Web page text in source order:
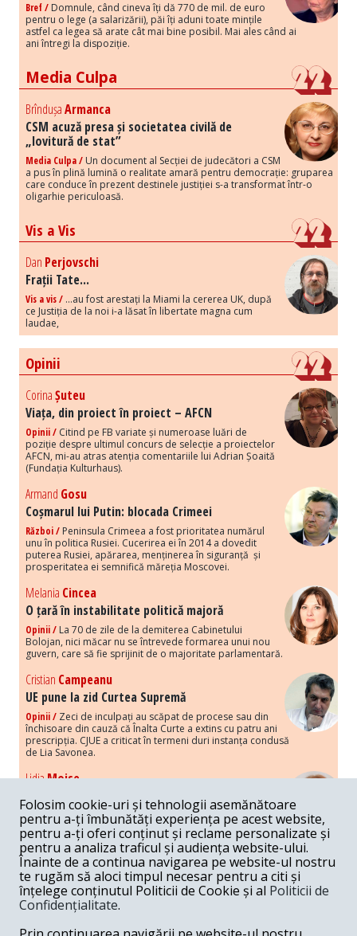
Bref / Domnule, când cineva îți dă 770 de mil. de euro
pentru o lege (a salarizării), păi îți aduni toate mințile
astfel ca legea să arate cât mai bine posibil. Mai ales când ai
ani întregi la dispoziție.
Media Culpa
BrîndușaArmanca
CSM acuză presa și societatea civilă de
„lovitură de stat”
Media Culpa / Un document al Secției de judecători a CSM
a pus în plină lumină o realitate amară pentru democrație: gruparea
care conduce în prezent destinele justiției s-a transformat într-o
oligarhie periculoasă.
Vis a Vis
Dan Perjovschi
Frații Tate...
Vis a vis / ...au fost arestați la Miami la cererea UK, după
ce Justiția de la noi i-a lăsat în libertate magna cum
laudae,
Opinii
CorinaȘuteu
Viața, din proiect în proiect – AFCN
Opinii / Citind pe FB variate și numeroase luări de
poziție despre ultimul concurs de selecție a proiectelor
AFCN, mi-au atras atenția comentariile lui Adrian Șoaită
(Fundația Kulturhaus).
Armand Gosu
Coșmarul lui Putin: blocada Crimeei
Război / Peninsula Crimeea a fost prioritatea numărul
unu în politica Rusiei. Cucerirea ei în 2014 a dovedit
puterea Rusiei, apărarea, menținerea în siguranță și
prosperitatea ei semnifică măreția Moscovei.
Melania Cincea
O țară în instabilitate politică majoră
Opinii / La 70 de zile de la demiterea Cabinetului
Bolojan, nici măcar nu se întrevede formarea unui nou
guvern, care să fie sprijinit de o majoritate parlamentară.
Cristian Campeanu
UE pune la zid Curtea Supremă
Opinii / Zeci de inculpați au scăpat de procese sau din
închisoare din cauză că Înalta Curte a extins cu patru ani
prescripția. CJUE a criticat în termeni duri instanța condusă
de Lia Savonea.
LidiaMoise
Costurile economice ale haosului politic
Opinii / Economia nu poate rezista cu retorica falsă a
susținerii intereselor poporului, care, de fapt, ascunde
obsesia menținerii privilegiilor și a averilor unor caste.
Melania Cincea
Noi puseuri de xenofobie din partea românilor
„neaoși”
Periodic, în spațiul public sunt voci care lansează
mesaje xenofobe la adresa câte unui politician care deranjează un
Folosim cookie-uri și tehnologii asemănătoare
pentru a-ți îmbunătăți experiența pe acest website,
pentru a-ți oferi conținut și reclame personalizate și
pentru a analiza traficul și audiența website-ului.
Înainte de a continua navigarea pe website-ul nostru
te rugăm să aloci timpul necesar pentru a citi și
înțelege conținutul Politicii de Cookie și al Politicii de
Confidențialitate.